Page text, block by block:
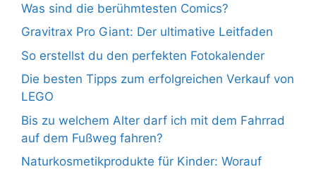
Was sind die berühmtesten Comics?
Gravitrax Pro Giant: Der ultimative Leitfaden
So erstellst du den perfekten Fotokalender
Die besten Tipps zum erfolgreichen Verkauf von
LEGO
Bis zu welchem Alter darf ich mit dem Fahrrad
auf dem Fußweg fahren?
Naturkosmetikprodukte für Kinder: Worauf